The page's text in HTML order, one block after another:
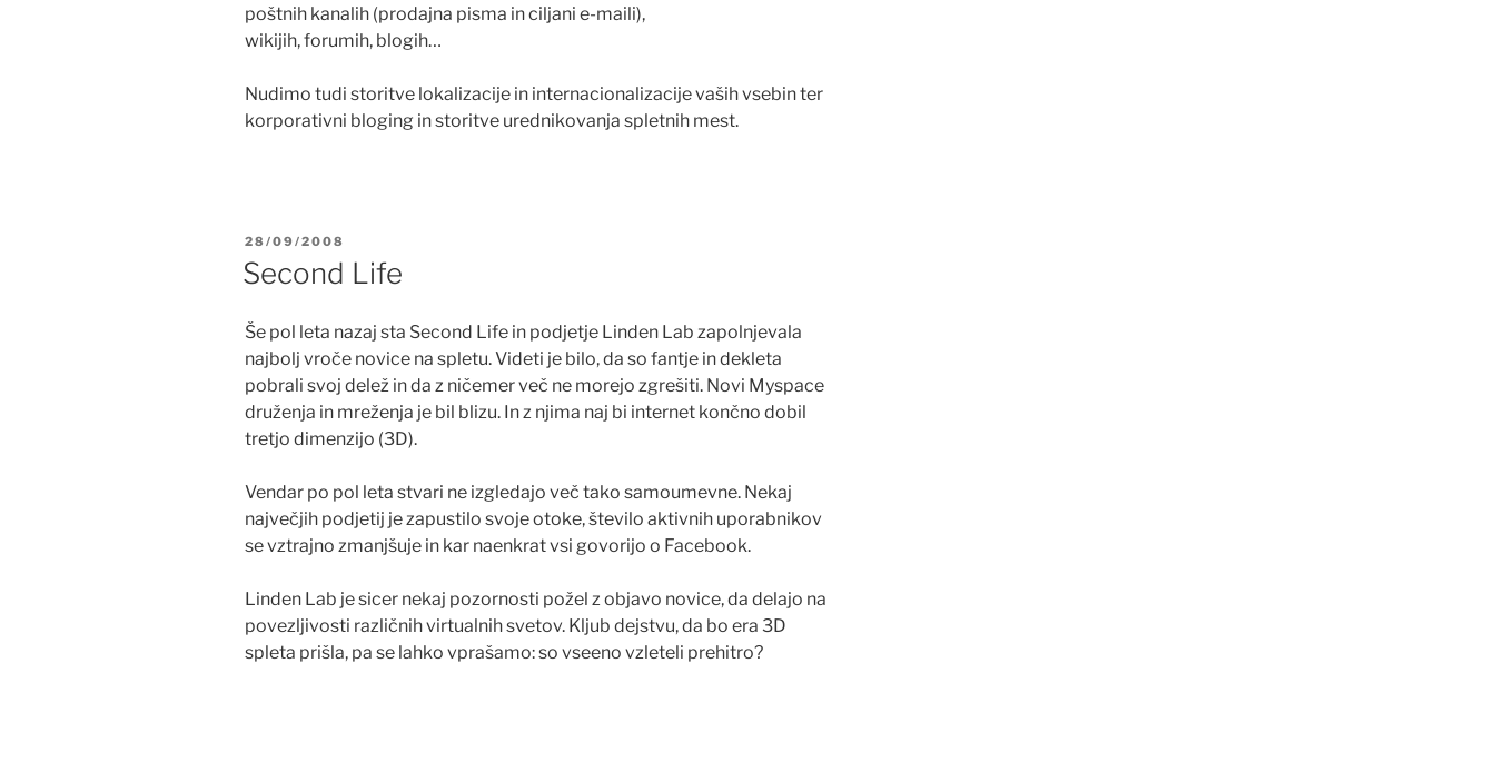
poštnih kanalih (prodajna pisma in ciljani e-maili),
wikijih, forumih, blogih…
Nudimo tudi storitve lokalizacije in internacionalizacije vaših vsebin ter
korporativni bloging in storitve urednikovanja spletnih mest.
POSTED
ON
28/09/2008
Second Life
Še pol leta nazaj sta Second Life in podjetje Linden Lab zapolnjevala
najbolj vroče novice na spletu. Videti je bilo, da so fantje in dekleta
pobrali svoj delež in da z ničemer več ne morejo zgrešiti. Novi Myspace
druženja in mreženja je bil blizu. In z njima naj bi internet končno dobil
tretjo dimenzijo (3D).
Vendar po pol leta stvari ne izgledajo več tako samoumevne. Nekaj
največjih podjetij je zapustilo svoje otoke, število aktivnih uporabnikov
se vztrajno zmanjšuje in kar naenkrat vsi govorijo o Facebook.
Linden Lab je sicer nekaj pozornosti požel z objavo novice, da delajo na
povezljivosti različnih virtualnih svetov. Kljub dejstvu, da bo era 3D
spleta prišla, pa se lahko vprašamo: so vseeno vzleteli prehitro?